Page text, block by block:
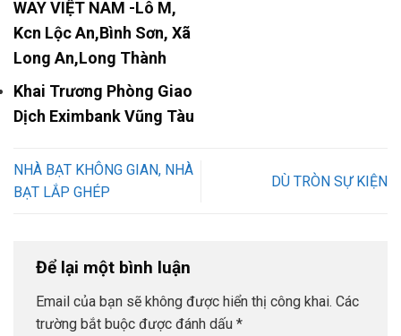
WAY VIỆT NAM -Lô M,
Kcn Lộc An,Bình Sơn, Xã
Long An,Long Thành
Khai Trương Phòng Giao
Dịch Eximbank Vũng Tàu
NHÀ BẠT KHÔNG GIAN, NHÀ
BẠT LẮP GHÉP
DÙ TRÒN SỰ KIỆN
Để lại một bình luận
Email của bạn sẽ không được hiển thị công khai. Các
trường bắt buộc được đánh dấu *